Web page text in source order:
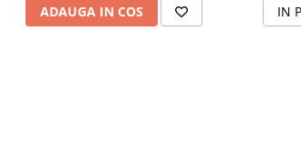
ADAUGA IN COS IN